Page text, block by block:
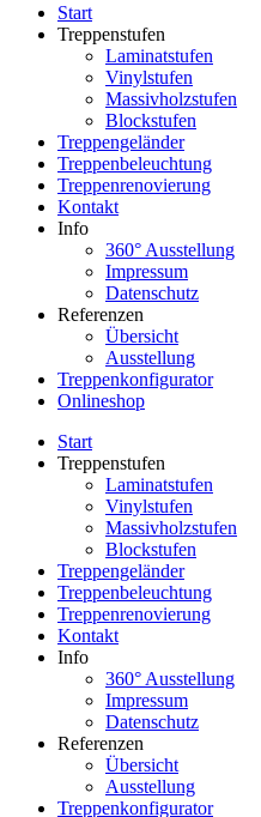
Start
Treppenstufen
Laminatstufen
Vinylstufen
Massivholzstufen
Blockstufen
Treppengeländer
Treppenbeleuchtung
Treppenrenovierung
Kontakt
Info
360° Ausstellung
Impressum
Datenschutz
Referenzen
Übersicht
Ausstellung
Treppenkonfigurator
Onlineshop
Start
Treppenstufen
Laminatstufen
Vinylstufen
Massivholzstufen
Blockstufen
Treppengeländer
Treppenbeleuchtung
Treppenrenovierung
Kontakt
Info
360° Ausstellung
Impressum
Datenschutz
Referenzen
Übersicht
Ausstellung
Treppenkonfigurator